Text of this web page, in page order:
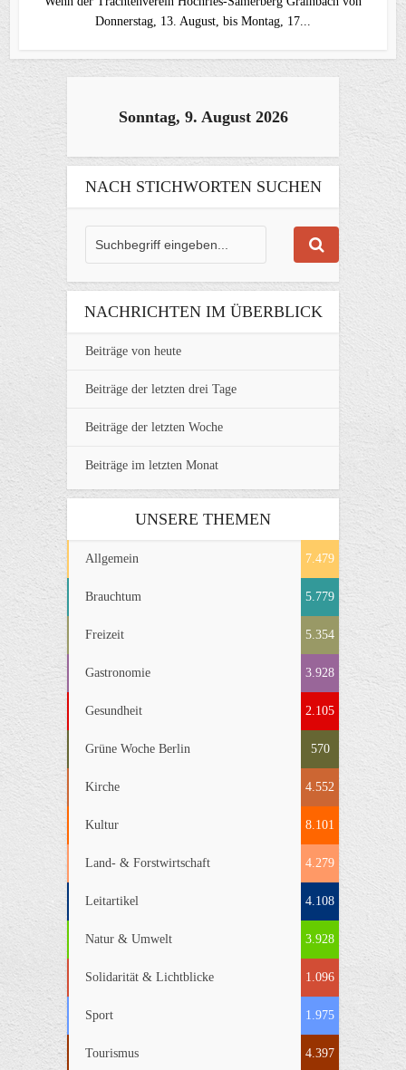
Donnerstag, 13. August, bis Montag, 17...
Sonntag, 9. August 2026
NACH STICHWORTEN SUCHEN
NACHRICHTEN IM ÜBERBLICK
Beiträge von heute
Beiträge der letzten drei Tage
Beiträge der letzten Woche
Beiträge im letzten Monat
UNSERE THEMEN
Allgemein 7.479
Brauchtum 5.779
Freizeit 5.354
Gastronomie 3.928
Gesundheit 2.105
Grüne Woche Berlin 570
Kirche 4.552
Kultur 8.101
Land- & Forstwirtschaft 4.279
Leitartikel 4.108
Natur & Umwelt 3.928
Solidarität & Lichtblicke 1.096
Sport 1.975
Tourismus 4.397